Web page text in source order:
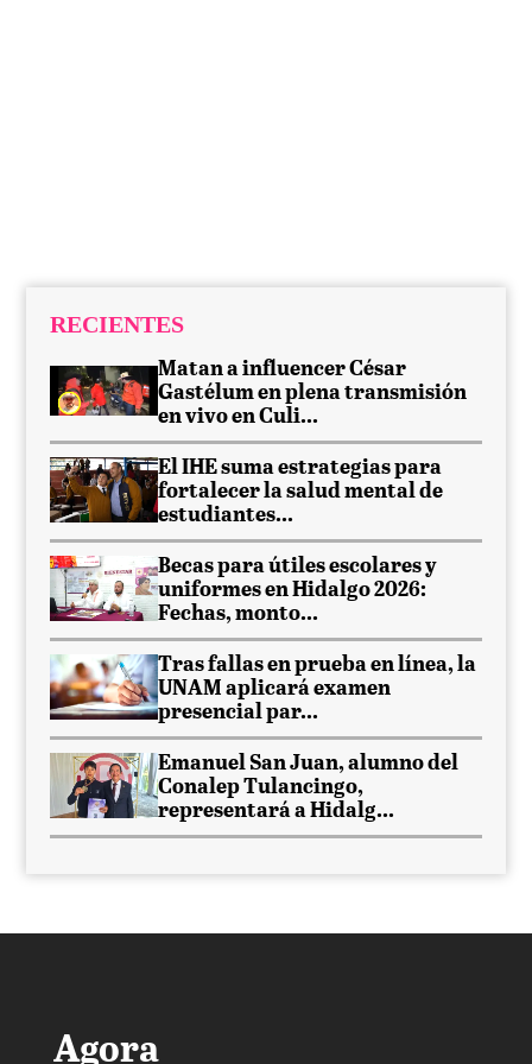
RECIENTES
Matan a influencer César
Gastélum en plena transmisión
en vivo en Culi...
El IHE suma estrategias para
fortalecer la salud mental de
estudiantes...
Becas para útiles escolares y
uniformes en Hidalgo 2026:
Fechas, monto...
Tras fallas en prueba en línea, la
UNAM aplicará examen
presencial par...
Emanuel San Juan, alumno del
Conalep Tulancingo,
representará a Hidalg...
Agora